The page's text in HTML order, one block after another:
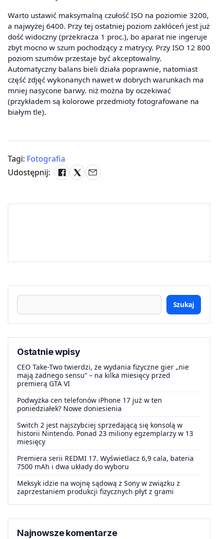
Warto ustawić maksymalną czułość ISO na poziomie 3200,
a najwyżej 6400. Przy tej ostatniej poziom zakłóceń jest już
dość widoczny (przekracza 1 proc.), bo aparat nie ingeruje
zbyt mocno w szum pochodzący z matrycy. Przy ISO 12 800
poziom szumów przestaje być akceptowalny.
Automatyczny balans bieli działa poprawnie, natomiast
część zdjęć wykonanych nawet w dobrych warunkach ma
mniej nasycone barwy. niż można by oczekiwać
(przykładem są kolorowe przedmioty fotografowane na
białym tle).
Tagi: Fotografia
Udostępnij:
Szukaj
Ostatnie wpisy
CEO Take-Two twierdzi, że wydania fizyczne gier „nie
mają żadnego sensu” – na kilka miesięcy przed
premierą GTA VI
Podwyżka cen telefonów iPhone 17 już w ten
poniedziałek? Nowe doniesienia
Switch 2 jest najszybciej sprzedającą się konsolą w
historii Nintendo. Ponad 23 miliony egzemplarzy w 13
miesięcy
Premiera serii REDMI 17. Wyświetlacz 6,9 cala, bateria
7500 mAh i dwa układy do wyboru
Meksyk idzie na wojnę sądową z Sony w związku z
zaprzestaniem produkcji fizycznych płyt z grami
Najnowsze komentarze